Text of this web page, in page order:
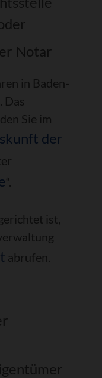
Notar
in Baden-
Das
Sie im
der
“.
ist,
abrufen.